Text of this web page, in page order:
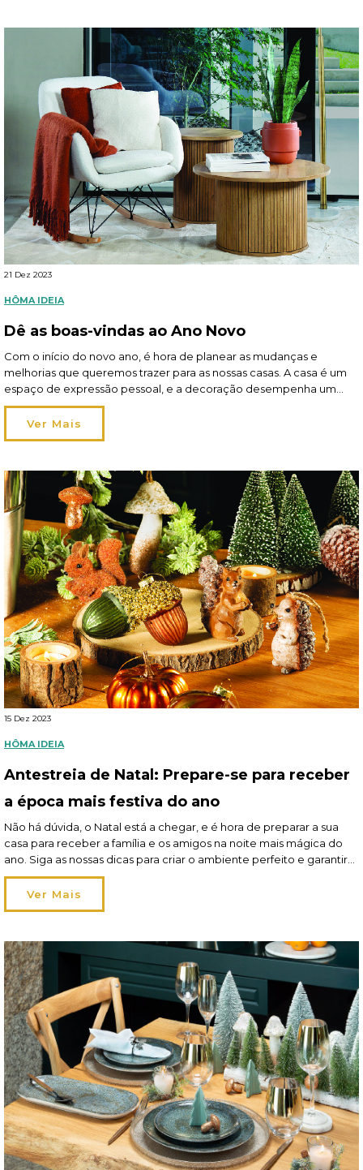
21 Dez 2023
HÔMA IDEIA
Dê as boas-vindas ao Ano Novo
Com o início do novo ano, é hora de planear as mudanças e
melhorias que queremos trazer para as nossas casas. A casa é um
espaço de expressão pessoal, e a decoração desempenha um
papel fundamental a criar um ambiente que seja ao mesmo tempo
funcional e inspirador. Leia aqui o artigo completo da hôma
no Sapo Lifestyle.
Ver Mais
15 Dez 2023
HÔMA IDEIA
Antestreia de Natal: Prepare-se para receber
a época mais festiva do ano
Não há dúvida, o Natal está a chegar, e é hora de preparar a sua
casa para receber a família e os amigos na noite mais mágica do
ano. Siga as nossas dicas para criar o ambiente perfeito e garantir
que tem tudo pronto para que todos se sintam bem-vindos em sua
casa. Leia aqui o artigo […]
Ver Mais